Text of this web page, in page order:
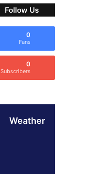
Follow Us
0
Fans
0
Subscribers
Weather